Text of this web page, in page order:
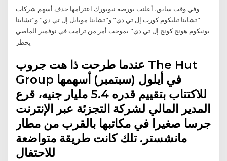
وفي وقت سابق، أعلنت بورصة نيويورك اعتزامها حذف أسهم شركات
"تشاينا تيليكوم كورب إل تي دي" و"تشاينا موبايل إل تي دي" و"تشاينا
يونيكوم هونج كونج إل تي دي" بموجب أمر من ترامب في نوفمبر الماضي
يحظر
عندما طرحت ذا هت جروب The Hut
Group في أيلول (سبتمبر) أسهمها
للاكتتاب بتقييم قدره 5.4 مليار جنيه، قرع
المدير المالي لشركة التجزئة عبر الإنترنت
جرسا صغيرا في مكاتبها بالقرب من مطار
مانشستر. تلك كانت طريقة متواضعة
للاحتفال